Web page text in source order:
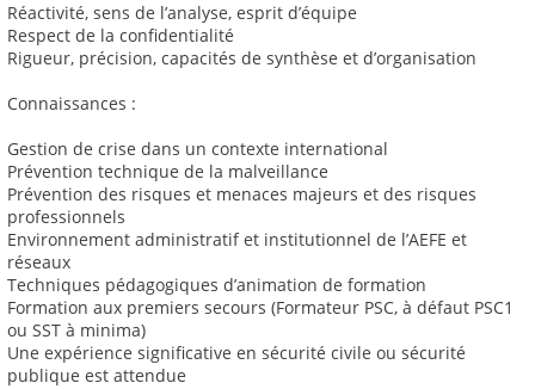
Réactivité, sens de l’analyse, esprit d’équipe
Respect de la confidentialité
Rigueur, précision, capacités de synthèse et d’organisation
Connaissances :
Gestion de crise dans un contexte international
Prévention technique de la malveillance
Prévention des risques et menaces majeurs et des risques
professionnels
Environnement administratif et institutionnel de l’AEFE et
réseaux
Techniques pédagogiques d’animation de formation
Formation aux premiers secours (Formateur PSC, à défaut PSC1
ou SST à minima)
Une expérience significative en sécurité civile ou sécurité
publique est attendue